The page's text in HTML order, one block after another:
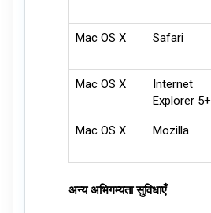
Mac OS X Safari
Mac OS X
Internet
Explorer 5+
Mac OS X Mozilla
अन्य अभिगम्यता सुविधाएँ